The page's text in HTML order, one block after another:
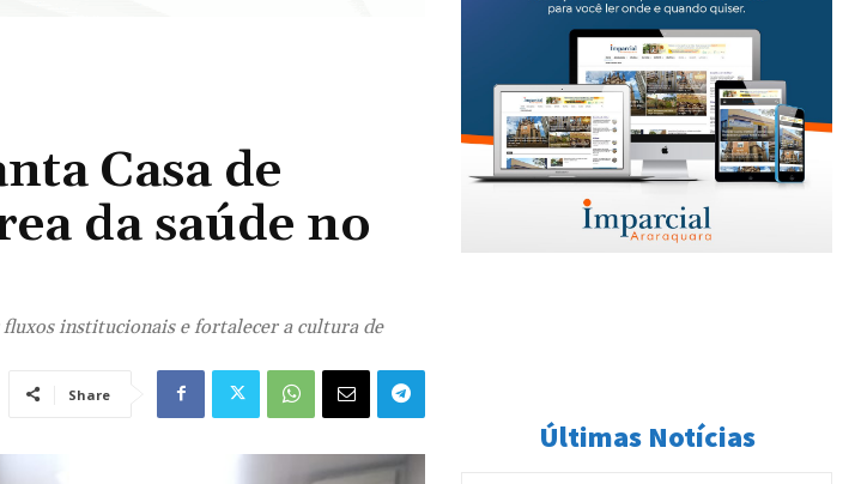
Casa de
da saúde no
fluxos institucionais e fortalecer a cultura de
Share
Últimas Notícias